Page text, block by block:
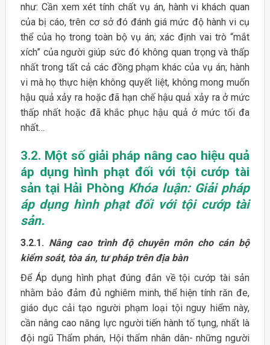
như: Cần xem xét tính chất vụ án, hành vi khách quan
của bị cáo, trên cơ sở đó đánh giá mức độ hành vi cụ
thể của họ trong toàn bộ vụ án; xác định vai trò “mắt
xích” của người giúp sức đó không quan trọng và thấp
nhất trong tất cả các đồng phạm khác của vụ án; hành
vi mà họ thực hiện không quyết liệt, không mong muốn
hậu quả xảy ra hoặc đã hạn chế hậu quả xảy ra ở mức
thấp nhất hoặc đã khắc phục hậu quả ở mức tối đa
nhất…
3.2. Một số giải pháp nâng cao hiệu quả
áp dụng hình phạt đối với tội cướp tài
sản tại Hải Phòng Khóa luận: Giải pháp
áp dụng hình phạt đối với tội cướp tài
sản.
3.2.1. Nâng cao trình độ chuyên môn cho cán bộ
kiểm soát, tòa án, tư pháp trên địa bàn
Để Áp dụng hình phạt đúng đắn về tội cướp tài sản
nhằm bảo đảm đủ nghiêm minh, thể hiện tính răn đe,
giáo dục cải tạo người phạm loại tội nguy hiểm này,
cần nâng cao năng lực người tiến hành tố tụng, nhất là
đội ngũ Thẩm phán, Hội thẩm nhân dân- những người